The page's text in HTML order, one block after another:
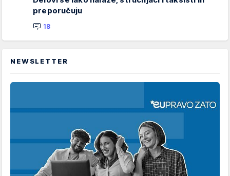
preporučuju
18
NEWSLETTER